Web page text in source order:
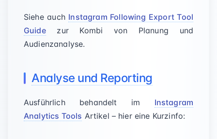
Siehe auch Instagram Following Export Tool
Guidezur Kombi von Planung und
Audienzanalyse.
Analyse und Reporting
Ausführlich behandelt im Instagram
Analytics Tools Artikel – hier eine Kurzinfo: